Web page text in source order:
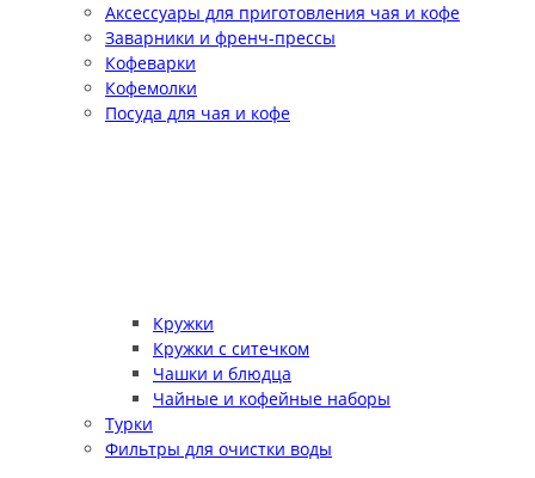
Аксессуары для приготовления чая и кофе
Заварники и френч-прессы
Кофеварки
Кофемолки
Посуда для чая и кофе
Кружки
Кружки с ситечком
Чашки и блюдца
Чайные и кофейные наборы
Турки
Фильтры для очистки воды